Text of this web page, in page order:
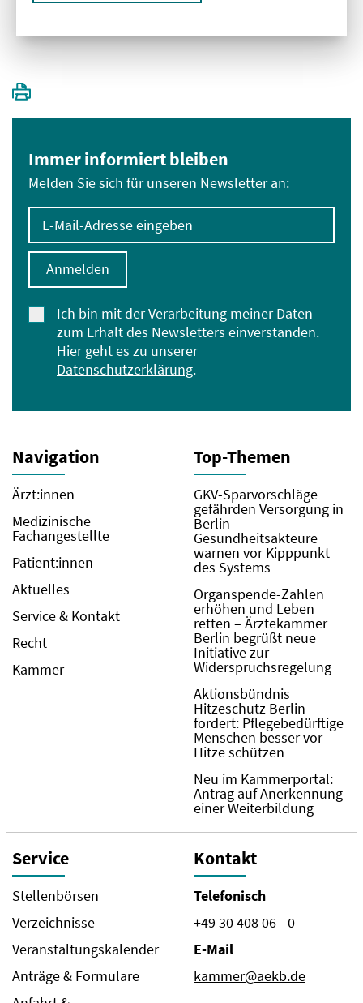
Immer informiert bleiben
Melden Sie sich für unseren Newsletter an:
E-Mail-Adresse eingeben
Ich bin mit der Verarbeitung meiner Daten
zum Erhalt des Newsletters einverstanden.
Hier geht es zu unserer
Datenschutzerklärung.
Anmelden
Navigation
Ärzt:innen
Medizinische
Fachangestellte
Patient:innen
Aktuelles
Service & Kontakt
Recht
Kammer
Top-Themen
GKV-Sparvorschläge
gefährden Versorgung in
Berlin –
Gesundheitsakteure
warnen vor Kipppunkt
des Systems
Organspende-Zahlen
erhöhen und Leben
retten – Ärztekammer
Berlin begrüßt neue
Initiative zur
Widerspruchsregelung
Aktionsbündnis
Hitzeschutz Berlin
fordert: Pflegebedürftige
Menschen besser vor
Hitze schützen
Neu im Kammerportal:
Antrag auf Anerkennung
einer Weiterbildung
Service
Stellenbörsen
Verzeichnisse
Veranstaltungskalender
Anträge & Formulare
Kontakt
Telefonisch
+49 30 408 06 - 0
E-Mail
kammer@aekb.de